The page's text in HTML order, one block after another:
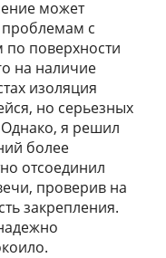
может
проблемам с
поверхности
на наличие
изоляция
но серьезных
я решил
более
отсоединил
проверив на
закрепления.